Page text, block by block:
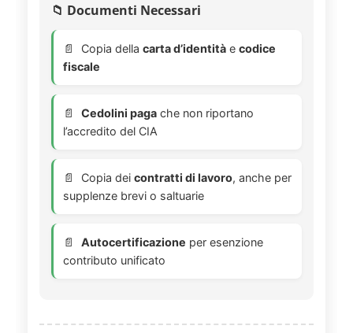
📁 Documenti Necessari
Copia della carta d’identità e codice
fiscale
Cedolini paga che non riportano
l’accredito del CIA
Copia dei contratti di lavoro, anche per
supplenze brevi o saltuarie
Autocertificazione per esenzione
contributo unificato